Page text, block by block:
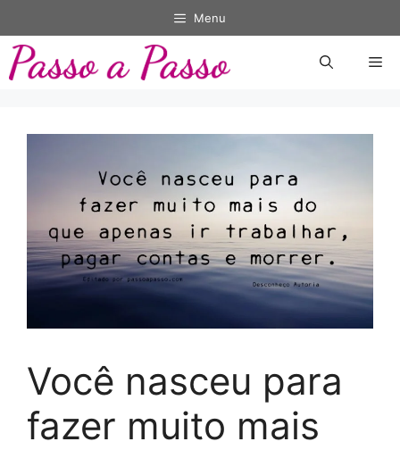
para
conteúdo
Menu
Você nasceu para
fazer muito mais